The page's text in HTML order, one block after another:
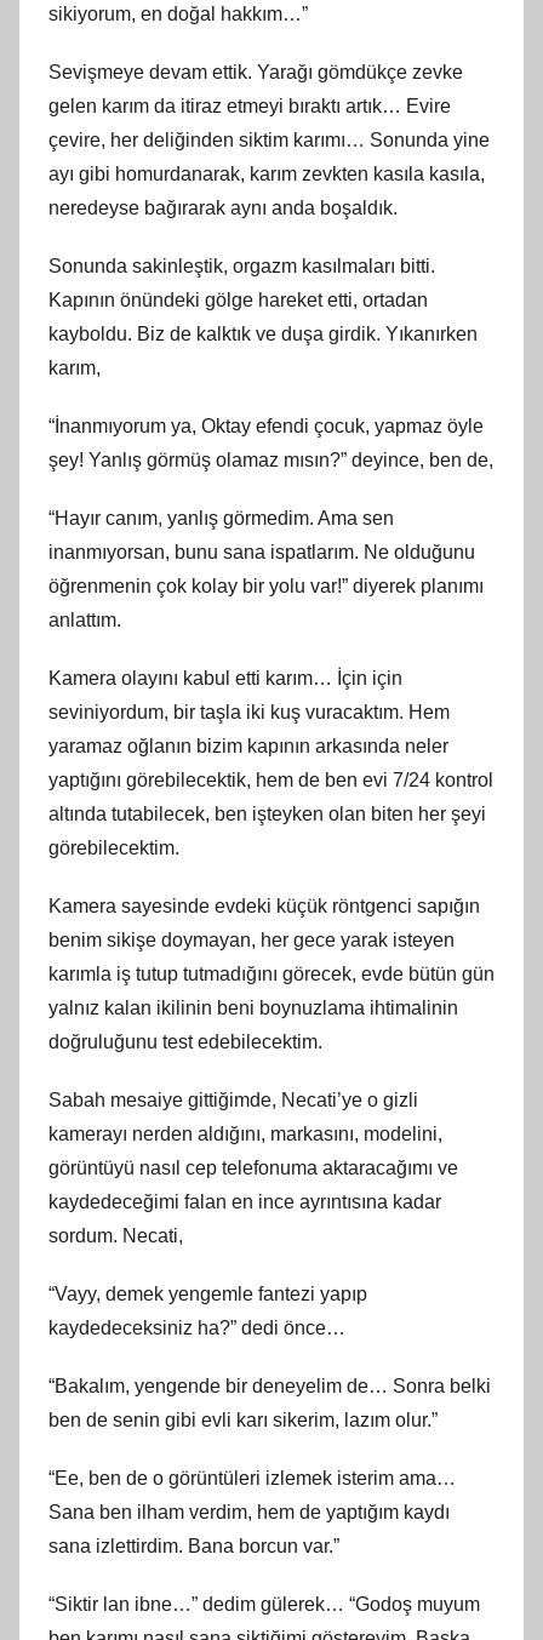
sikiyorum, en doğal hakkım…”
Sevişmeye devam ettik. Yarağı gömdükçe zevke
gelen karım da itiraz etmeyi bıraktı artık… Evire
çevire, her deliğinden siktim karımı… Sonunda yine
ayı gibi homurdanarak, karım zevkten kasıla kasıla,
neredeyse bağırarak aynı anda boşaldık.
Sonunda sakinleştik, orgazm kasılmaları bitti.
Kapının önündeki gölge hareket etti, ortadan
kayboldu. Biz de kalktık ve duşa girdik. Yıkanırken
karım,
“İnanmıyorum ya, Oktay efendi çocuk, yapmaz öyle
şey! Yanlış görmüş olamaz mısın?” deyince, ben de,
“Hayır canım, yanlış görmedim. Ama sen
inanmıyorsan, bunu sana ispatlarım. Ne olduğunu
öğrenmenin çok kolay bir yolu var!” diyerek planımı
anlattım.
Kamera olayını kabul etti karım… İçin için
seviniyordum, bir taşla iki kuş vuracaktım. Hem
yaramaz oğlanın bizim kapının arkasında neler
yaptığını görebilecektik, hem de ben evi 7/24 kontrol
altında tutabilecek, ben işteyken olan biten her şeyi
görebilecektim.
Kamera sayesinde evdeki küçük röntgenci sapığın
benim sikişe doymayan, her gece yarak isteyen
karımla iş tutup tutmadığını görecek, evde bütün gün
yalnız kalan ikilinin beni boynuzlama ihtimalinin
doğruluğunu test edebilecektim.
Sabah mesaiye gittiğimde, Necati’ye o gizli
kamerayı nerden aldığını, markasını, modelini,
görüntüyü nasıl cep telefonuma aktaracağımı ve
kaydedeceğimi falan en ince ayrıntısına kadar
sordum. Necati,
“Vayy, demek yengemle fantezi yapıp
kaydedeceksiniz ha?” dedi önce…
“Bakalım, yengende bir deneyelim de… Sonra belki
ben de senin gibi evli karı sikerim, lazım olur.”
“Ee, ben de o görüntüleri izlemek isterim ama…
Sana ben ilham verdim, hem de yaptığım kaydı
sana izlettirdim. Bana borcun var.”
“Siktir lan ibne…” dedim gülerek… “Godoş muyum